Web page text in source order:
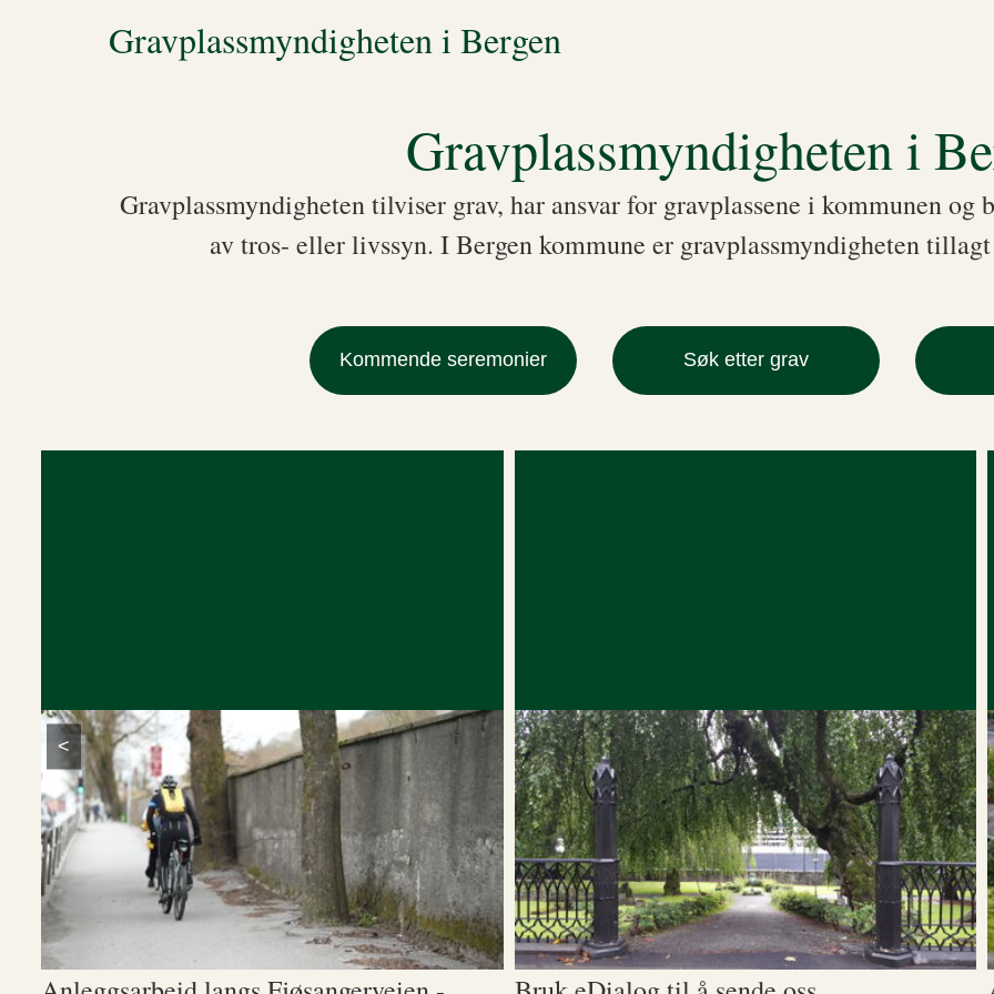
Gravplassmyndigheten i Bergen
Gravplassmyndigheten i
Gravplassmyndigheten tilviser grav, har ansvar for gravplassene i kommunen og
av tros- eller livssyn. I Bergen kommune er gravplassmyndigheten
Kommende seremonier Søk etter grav
<